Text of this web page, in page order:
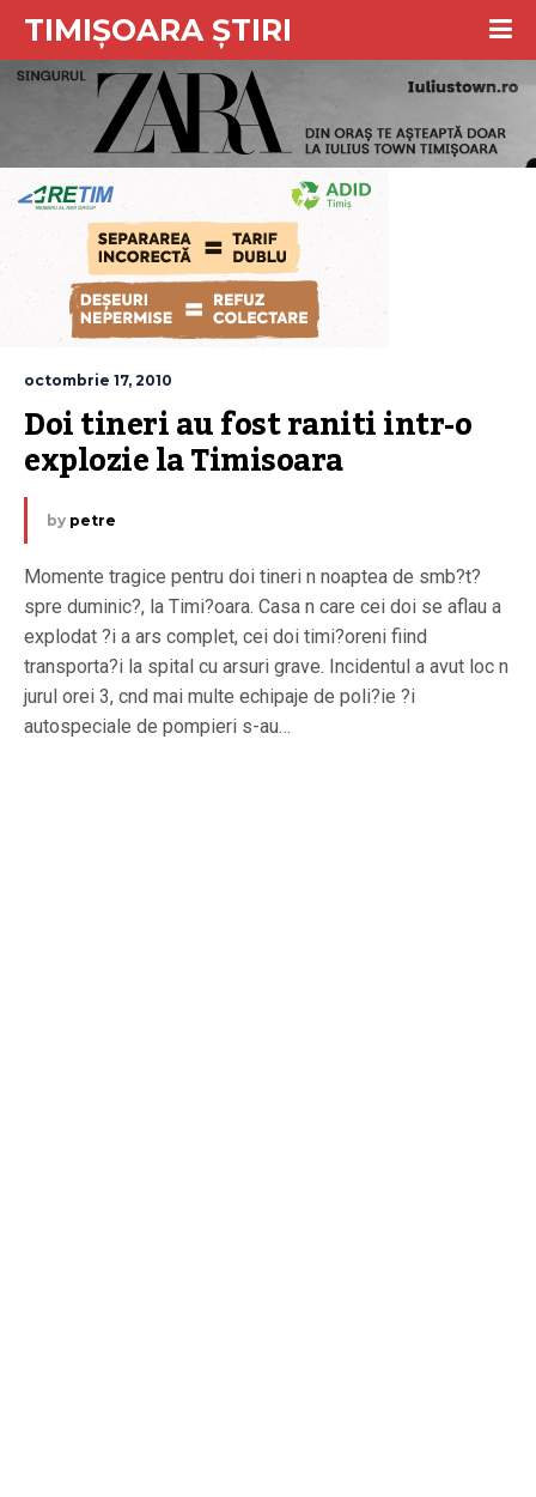
TIMIȘOARA ȘTIRI
octombrie 17, 2010
Doi tineri au fost raniti intr-o
explozie la Timisoara
by petre
Momente tragice pentru doi tineri n noaptea de smb?t?
spre duminic?, la Timi?oara. Casa n care cei doi se aflau a
explodat ?i a ars complet, cei doi timi?oreni fiind
transporta?i la spital cu arsuri grave. Incidentul a avut loc n
jurul orei 3, cnd mai multe echipaje de poli?ie ?i
autospeciale de pompieri s-au…